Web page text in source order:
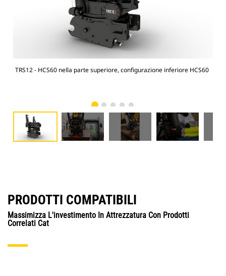
TRS12 - HCS60 nella parte superiore, configurazione inferiore HCS60
PRODOTTI COMPATIBILI
Massimizza L'investimento In Attrezzatura Con Prodotti
Correlati Cat